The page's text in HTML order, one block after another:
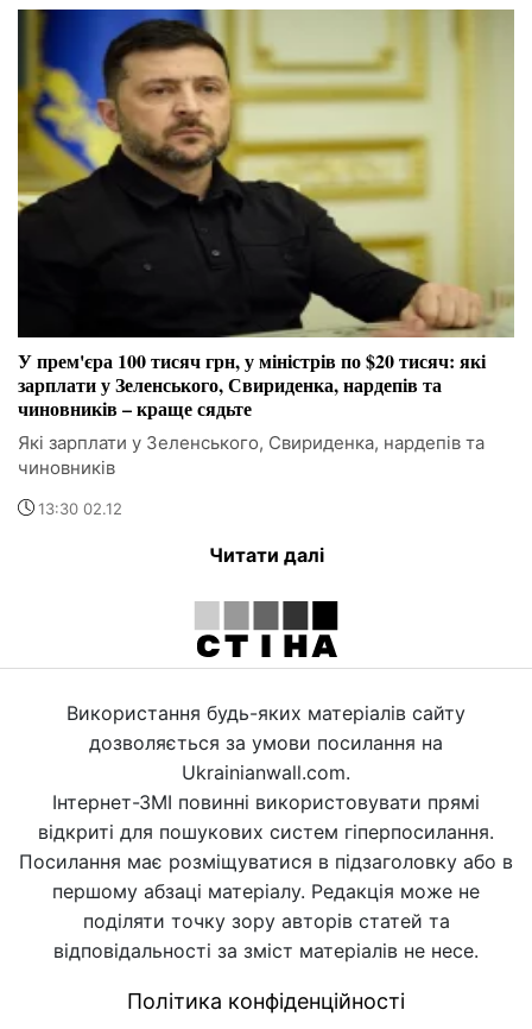
У прем'єра 100 тисяч грн, у міністрів по $20 тисяч: які
зарплати у Зеленського, Свириденка, нардепів та
чиновників – краще сядьте
Які зарплати у Зеленського, Свириденка, нардепів та
чиновників
13:30 02.12
Читати далі
Використання будь-яких матеріалів сайту
дозволяється за умови посилання на
Ukrainianwall.com.
Інтернет-ЗМІ повинні використовувати прямі
відкриті для пошукових систем гіперпосилання.
Посилання має розміщуватися в підзаголовку або в
першому абзаці матеріалу. Редакція може не
поділяти точку зору авторів статей та
відповідальності за зміст матеріалів не несе.
Політика конфіденційності